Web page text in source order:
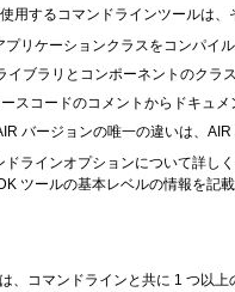
用するコマンドラインツールは
リケーションクラスをコンパイル
ブラリとコンポーネントのクラ
スコードのコメントからドキュメ
バージョンの唯一の違いは、
ラインオプションについて詳しく
ツールの基本レベルの情報を記載
、コマンドラインと共に 1 つ以